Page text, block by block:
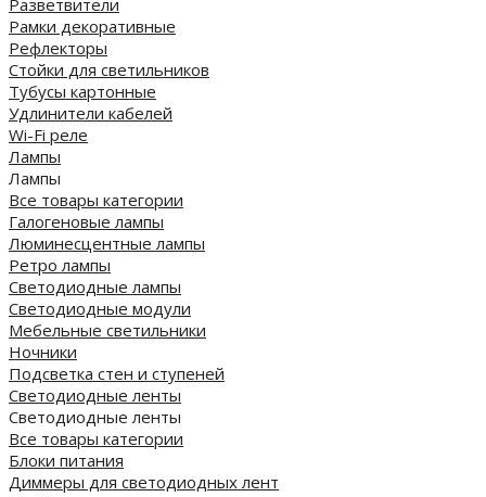
Разветвители
Рамки декоративные
Рефлекторы
Стойки для светильников
Тубусы картонные
Удлинители кабелей
Wi-Fi реле
Лампы
Лампы
Все товары категории
Галогеновые лампы
Люминесцентные лампы
Ретро лампы
Светодиодные лампы
Светодиодные модули
Мебельные светильники
Ночники
Подсветка стен и ступеней
Светодиодные ленты
Светодиодные ленты
Все товары категории
Блоки питания
Диммеры для светодиодных лент